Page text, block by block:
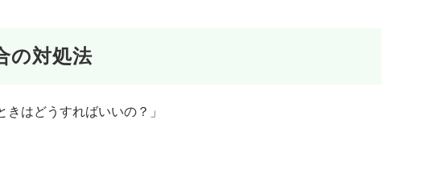
の対処法
きはどうすればいいの？」